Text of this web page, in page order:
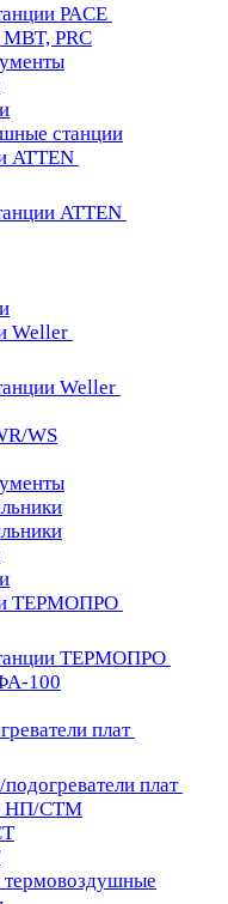
PACE
PRC
станции
ATTEN
ATTEN
Weller
Weller
WS
ТЕРМОПРО
ТЕРМОПРО
100
плат
плат
НП/СТМ